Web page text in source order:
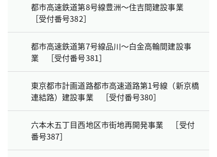
都市高速鉄道第8号線豊洲～住吉間建設事業
［受付番号382］
都市高速鉄道第7号線品川～白金高輪間建設事
業 ［受付番号381］
東京都市計画道路都市高速道路第1号線（新京橋
連結路）建設事業 ［受付番号380］
六本木五丁目西地区市街地再開発事業 ［受付
番号387］